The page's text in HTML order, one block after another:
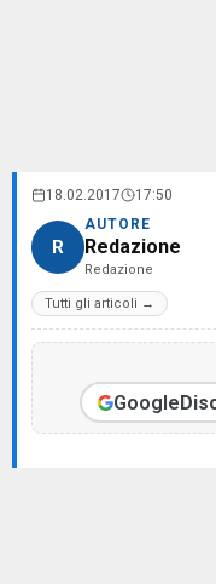
18.02.2017 17:50
R
AUTORE
Redazione
Redazione
Tutti gli articoli →
Google